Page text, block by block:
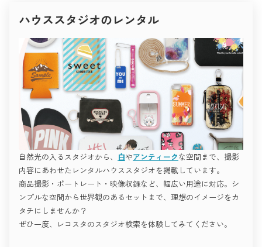
ロケーションが持つリアルな質感が映像表現を支えています。
雑誌やファッション撮影では、
シーズンやテーマごとに異なる空間が選ばれます。
光と影のコントラスト、家具や色彩の統一感が
ビジュアル全体の印象を決定づけます。
一方で、個人クリエイターやアーティストによる撮影も増加。
ポートレートやアート作品の制作、SNS・YouTube・オンライ
ン配信など、
小規模ながらも表現性の高い撮影が求められるようになってい
ます。
このように、撮影空間は「作品づくりのパートナー」として、
クリエイターの発想や想いを形にする舞台となっています。
撮影空間の「これから」
撮影を、もっと自由に。
感性を解き放つ場所へ。
今後、撮影空間はさらに多様化し、
使う人の感性や目的に合わせて自由に選べる時代へと進化して
いきます。
スチール撮影・映像制作・広告・インタビュー・オンライン配
信など、
用途の垣根はますます曖昧になり、
一つの空間がさまざまなジャンルの創作を支えるようになるで
しょう。
Studio 4696（シロクロ）中目黒店
白と黒、光と影。
その対比を徹底的に研ぎ澄ました空間が「Studio 4696（シロク
ロ）」。
名前のとおり、モノトーンを極めた構成が被写体の輪郭と存在
感を際立たせます。
壁・床・天井の質感やトーンが緻密に設計されており、
自然光と人工光のどちらにも対応可能。
ファッションルック、コスメ広告、アーティストビジュアルな
“世界観で勝負する撮影”に最適です。
シンプルながら完成度が高く、
どんな被写体も際立たせる懐の深さが魅力。
モードな撮影を追求するプロフェッショナルのための空間で
アート・作品撮りにおすすめ
“空気ごと作品にしたい”。
そんな想いを持つアーティストやフォトグラファーに向けたス
タジオ。
素材、光、温度の調和が、感情の深層まで写し出します。
Studio RAWR
世田谷Atelier セタガヤアトリエ
世田谷ガーデン倶楽部
下北沢 スタジオレナード
ハウススタジオのレンタル
自然光の入るスタジオから、 白やアンティークな空間まで、撮影
内容にあわせたレンタルハウススタジオを掲載しています。
商品撮影・ポートレート・映像収録など、幅広い用途に対応。シ
ンプルな空間から世界観のあるセットまで、理想のイメージをカ
タチにしませんか？
ぜひ一度、レコスタのスタジオ検索を体験してみてください。